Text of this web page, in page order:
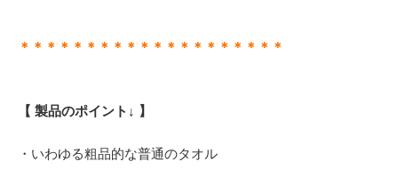
＊＊＊＊＊＊＊＊＊＊＊＊＊＊＊＊＊＊＊＊
【 製品のポイント↓ 】
・いわゆる粗品的な普通のタオル